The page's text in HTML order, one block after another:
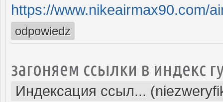
https://www.nikeairmax90.com/
odpowiedz
загоняем ссылки в индекс
Индексация ссыл...